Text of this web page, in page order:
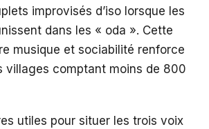
improvisés d’iso lorsque les
dans les « oda ». Cette
musique et sociabilité renforce
villages comptant moins de 800
utiles pour situer les trois voix